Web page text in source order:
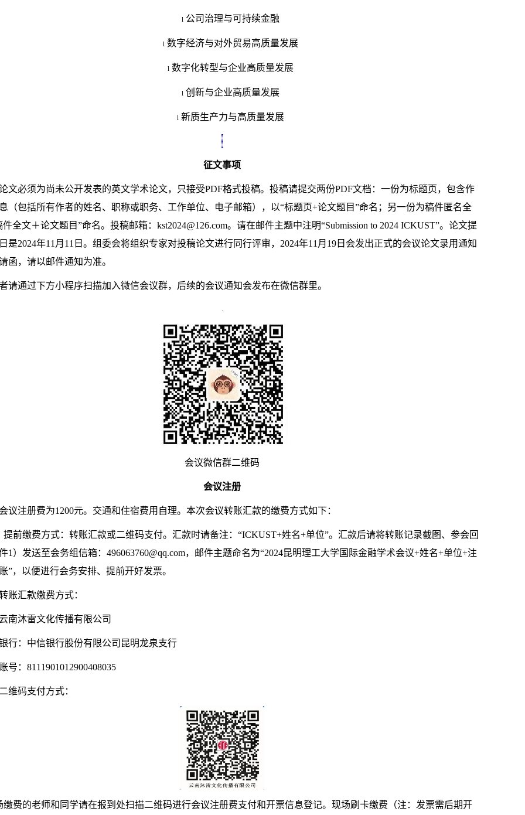
l 公司治理与可持续金融
l 数字经济与对外贸易高质量发展
l 数字化转型与企业高质量发展
l 创新与企业高质量发展
l 新质生产力与高质量发展
征文事项
文必须为尚未公开发表的英文学术论文，只接受PDF格式投稿。投稿请提交两份PDF文档：一份为标题页，包含作
（包括所有作者的姓名、职称或职务、工作单位、电子邮箱），以“标题页+论文题目”命名； 另一份为稿件匿名全
件全文＋论文题目”命名。投稿邮箱： kst2024@126.com。请在邮件主题中注明“Submission to 2024 ICKUST”。论文提
是2024年1 1 月 11 日。组委会将组织专家对投稿论文进行同行评审， 2024年11 月 19 日会发出正式的会议论文录用通知
函， 请以邮件通知为准。
请通过下方小程序扫描加入微信会议群， 后续的会议通知会发布在微信群里。
会议微信群二维码
会议注册
议注册费为1200元。交通和住宿费用自理。 本次会议转账汇款的缴费方式如下：
提前缴费方式：转账汇款或二维码支付。汇款时请备注：“ICKUST+姓名+单位”。汇款后请将转账记录截图、参会回
1 ）发送至会务组信箱： 496063760@qq.com，邮件主题命名为“2024昆明理工大学国际金融学术会议+姓名+单位+注
”，以便进行会务安排、提前开好发票。
账汇款缴费方式：
南沐雷文化传播有限公司
行：中信银行股份有限公司昆明龙泉支行
号： 8111901012900408035
二维码支付方式：
缴费的老师和同学请在报到处扫描二维码进行会议注册费支付和开票信息登记。现场刷卡缴费（注：发票需后期开